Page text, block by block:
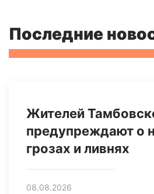
Последние
Жителей
предупреждают о
грозах и ливнях
08.08.2026